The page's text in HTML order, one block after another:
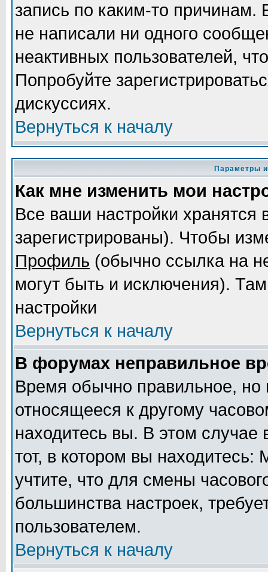
запись по каким-то
не написали ни одного
неактивных пользователей,
Попробуйте
дискуссиях.
Вернуться к началу
Параметры
Как мне изменить мои
Все ваши настройки
зарегистрированы). Чтобы
Профиль (обычно ссылка на
могут быть и исключения).
настройки
Вернуться к началу
В форумах неправильное
Время обычно правильное,
относящееся к другому
находитесь вы. В этом
тот, в котором вы
учтите, что для смены
большинства настроек,
пользователем.
Вернуться к началу